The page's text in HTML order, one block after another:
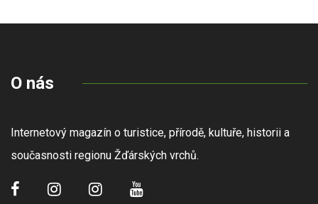
O nás
Internetový magazín o turistice, přírodě, kultuře, historii a
současnosti regionu Žďárských vrchů.